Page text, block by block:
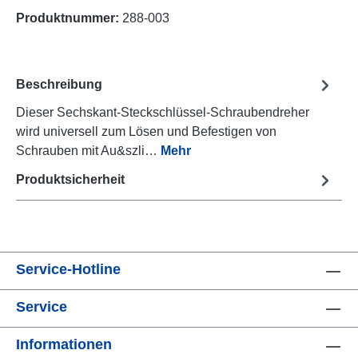
Produktnummer: 288-003
Beschreibung
Dieser Sechskant-Steckschlüssel-Schraubendreher
wird universell zum Lösen und Befestigen von
Schrauben mit Au&szli… Mehr
Produktsicherheit
Service-Hotline
Service
Informationen